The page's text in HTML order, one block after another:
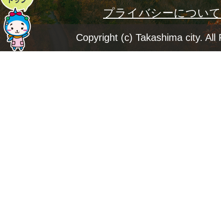
ー
ジ
プライバシーについて
Copyright (c) Takashima city. All